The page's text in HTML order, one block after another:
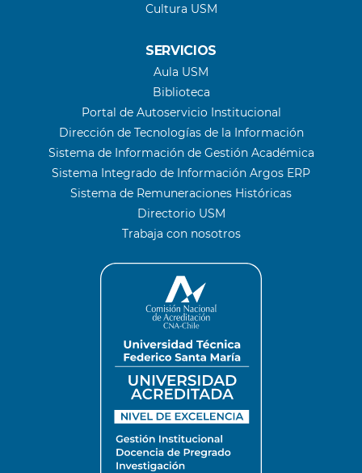
Cultura USM
SERVICIOS
Aula USM
Biblioteca
Portal de Autoservicio Institucional
Dirección de Tecnologías de la Información
Sistema de Información de Gestión Académica
Sistema Integrado de Información Argos ERP
Sistema de Remuneraciones Históricas
Directorio USM
Trabaja con nosotros